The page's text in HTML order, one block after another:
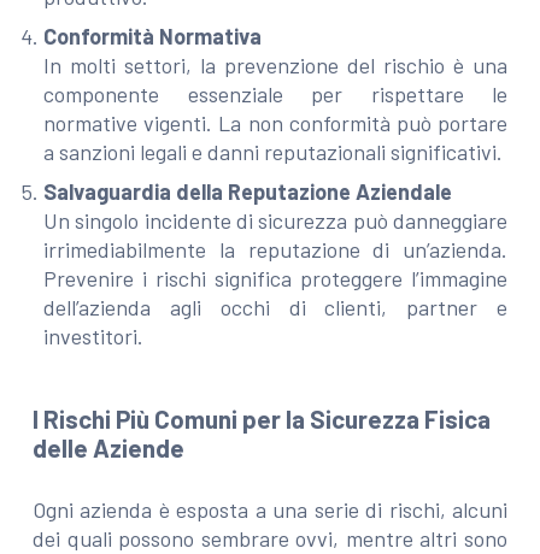
Conformità Normativa
In molti settori, la prevenzione del rischio è una
componente essenziale per rispettare le
normative vigenti. La non conformità può portare
a sanzioni legali e danni reputazionali significativi.
Salvaguardia della Reputazione Aziendale
Un singolo incidente di sicurezza può danneggiare
irrimediabilmente la reputazione di un’azienda.
Prevenire i rischi significa proteggere l’immagine
dell’azienda agli occhi di clienti, partner e
investitori.
I Rischi Più Comuni per la Sicurezza Fisica
delle Aziende
Ogni azienda è esposta a una serie di rischi, alcuni
dei quali possono sembrare ovvi, mentre altri sono